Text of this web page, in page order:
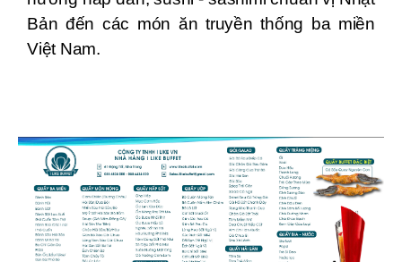
Bản đến các món ăn truyền thống ba miền
Việt Nam.